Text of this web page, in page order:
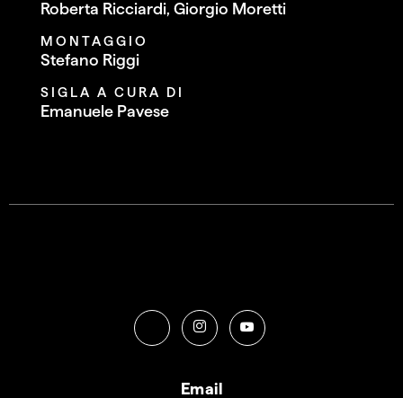
Roberta Ricciardi, Giorgio Moretti
MONTAGGIO
Stefano Riggi
SIGLA A CURA DI
Emanuele Pavese
Email